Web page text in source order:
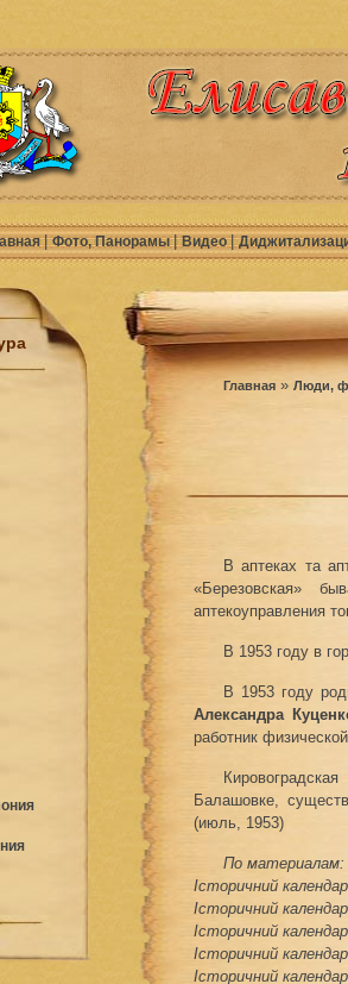
|Фото, Панорамы|Видео|
Главная » Люди,
В аптеках та
«Березовская»
аптекоуправления
В 1953 году в
В 1953 году
Александра
работник
Балашовке,
(июль, 1953)
По материалам:
Історичний
Історичний
Історичний
Історичний
Історичний